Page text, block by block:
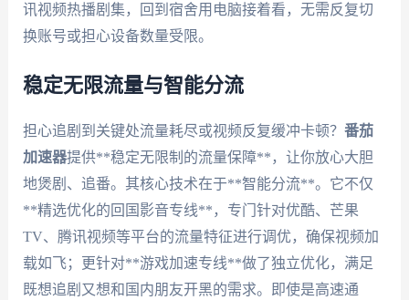
讯视频热播剧集，回到宿舍用电脑接着看，无需反复切
换账号或担心设备数量受限。
稳定无限流量与智能分流
担心追剧到关键处流量耗尽或视频反复缓冲卡顿？ 番茄
加速器提供**稳定无限制的流量保障**，让你放心大胆
地煲剧、追番。其核心技术在于**智能分流**。它不仅
**精选优化的回国影音专线**，专门针对优酷、芒果
TV、腾讯视频等平台的流量特征进行调优，确保视频加
载如飞；更针对**游戏加速专线**做了独立优化，满足
既想追剧又想和国内朋友开黑的需求。即使是高速通